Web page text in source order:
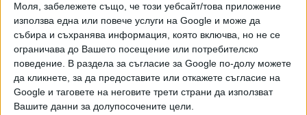
Моля, забележете също, че този уебсайт/това приложение
използва една или повече услуги на Google и може да
събира и съхранява информация, която включва, но не се
ограничава до Вашето посещение или потребителско
поведение. В раздела за съгласие за Google по-долу можете
да кликнете, за да предоставите или откажете съгласие на
Google и таговете на неговите трети страни да използват
Вашите данни за долупосочените цели.
Още новини по темата
Facebook се срина
19 Юли 2026